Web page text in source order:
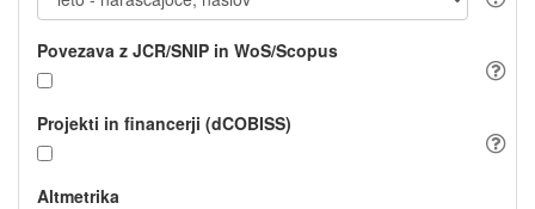
Povezava z JCR/SNIP in WoS/Scopus
Projekti in financerji (dCOBISS)
Altmetrika